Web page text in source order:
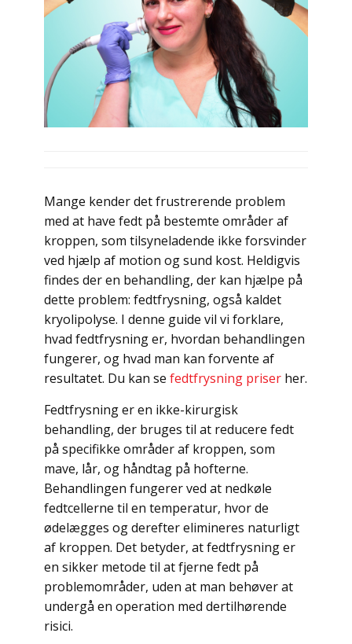
Mange kender det frustrerende problem
med at have fedt på bestemte områder af
kroppen, som tilsyneladende ikke forsvinder
ved hjælp af motion og sund kost. Heldigvis
findes der en behandling, der kan hjælpe på
dette problem: fedtfrysning, også kaldet
kryolipolyse. I denne guide vil vi forklare,
hvad fedtfrysning er, hvordan behandlingen
fungerer, og hvad man kan forvente af
resultatet. Du kan se fedtfrysning priser her.
Fedtfrysning er en ikke-kirurgisk
behandling, der bruges til at reducere fedt
på specifikke områder af kroppen, som
mave, lår, og håndtag på hofterne.
Behandlingen fungerer ved at nedkøle
fedtcellerne til en temperatur, hvor de
ødelægges og derefter elimineres naturligt
af kroppen. Det betyder, at fedtfrysning er
en sikker metode til at fjerne fedt på
problemområder, uden at man behøver at
undergå en operation med dertilhørende
risici.